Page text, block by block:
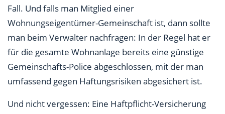
Fall. Und falls man Mitglied einer
Wohnungseigentümer-Gemeinschaft ist, dann sollte
man beim Verwalter nachfragen: In der Regel hat er
für die gesamte Wohnanlage bereits eine günstige
Gemeinschafts-Police abgeschlossen, mit der man
umfassend gegen Haftungsrisiken abgesichert ist.
Und nicht vergessen: Eine Haftpflicht-Versicherung